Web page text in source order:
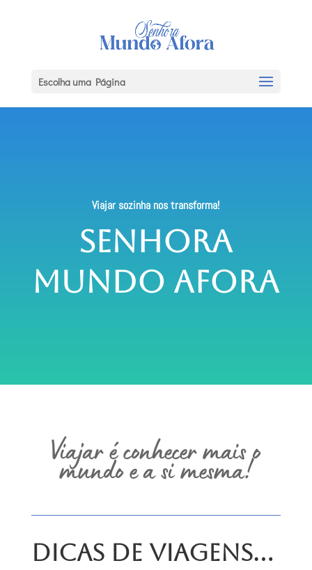
Escolha uma Página
Viajar sozinha nos transforma!
Senhora
Mundo Afora
Viajar é conhecer mais o
mundo e a si mesma!
Dicas de Viagens…